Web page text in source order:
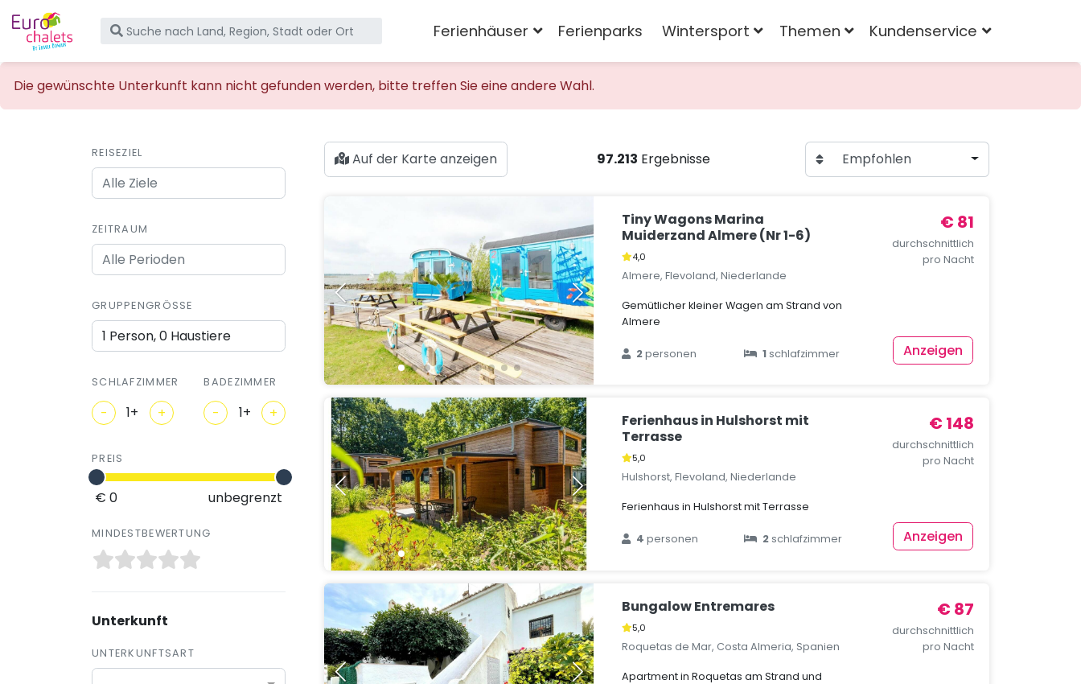
Die gewünschte Unterkunft kann nicht gefunden werden, bitte treffen Sie eine andere Wahl.
Ferienhäuser Ferienparks Wintersport Themen Kundenservice
REISEZIEL
ZEITRAUM
GRUPPENGRÖSSE
1 Person, 0 Haustiere
SCHLAFZIMMER
- +
BADEZIMMER
- +
PREIS
€ 0 unbegrenzt
MINDESTBEWERTUNG
Unterkunft
UNTERKUNFTSART
Auf der Karte anzeigen 97.213 Ergebnisse Empfohlen
Tiny Wagons Marina
Muiderzand Almere (Nr 1-6)
4,0
Almere, Flevoland, Niederlande
Gemütlicher kleiner Wagen am Strand von
Almere
2personen 1schlafzimmer
€ 81
durchschnittlich
pro Nacht
Anzeigen
Ferienhaus in Hulshorst mit
Terrasse
5,0
Hulshorst, Flevoland, Niederlande
Ferienhaus in Hulshorst mit Terrasse
4personen 2schlafzimmer
€ 148
durchschnittlich
pro Nacht
Anzeigen
Bungalow Entremares
5,0
Roquetas de Mar, Costa Almeria, Spanien
Apartment in Roquetas am Strand und
€ 87
durchschnittlich
pro Nacht